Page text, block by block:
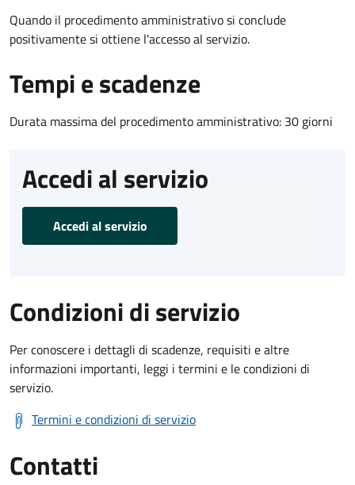
Quando il procedimento amministrativo si conclude
positivamente si ottiene l'accesso al servizio.
Tempi e scadenze
Durata massima del procedimento amministrativo: 30 giorni
Accedi al servizio
Accedi al servizio
Condizioni di servizio
Per conoscere i dettagli di scadenze, requisiti e altre
informazioni importanti, leggi i termini e le condizioni di
servizio.
Termini e condizioni di servizio
Contatti